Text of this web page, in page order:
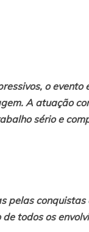
o
A atuação
sério e
pelas
todos os